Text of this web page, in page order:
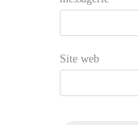
Site web